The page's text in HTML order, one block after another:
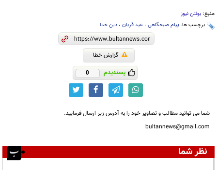
منبع: بولتن نیوز
برچسب ها: پیام صبحگاهی ، عید قربان ، دین خدا
گزارش خطا
پسندیدم 0
شما می توانید مطالب و تصاویر خود را به آدرس زیر ارسال فرمایید.
bultannews@gmail.com
نظر شما